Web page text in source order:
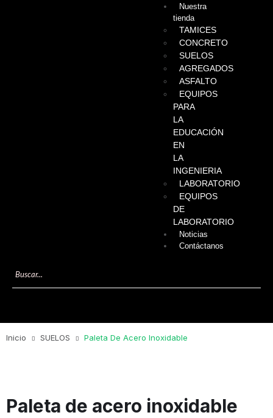
Nuestra
tienda
TAMICES
CONCRETO
SUELOS
AGREGADOS
ASFALTO
EQUIPOS
PARA
LA
EDUCACIÓN
EN
LA
INGENIERIA
LABORATORIO
EQUIPOS
DE
LABORATORIO
Noticias
Contáctanos
Inicio SUELOS Paleta De Acero Inoxidable
Paleta de acero inoxidable